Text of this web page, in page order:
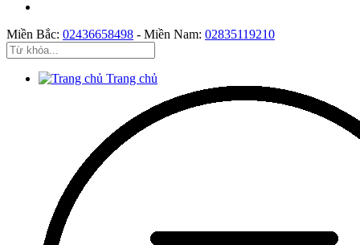
Miền Bắc: 02436658498 - Miền Nam: 02835119210
Trang chủ